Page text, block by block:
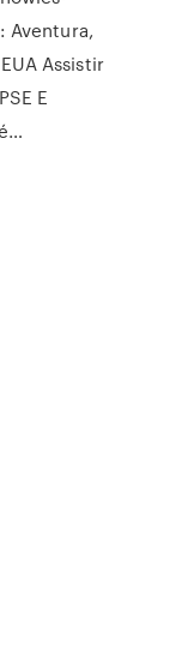
Aventura,
Assistir
E